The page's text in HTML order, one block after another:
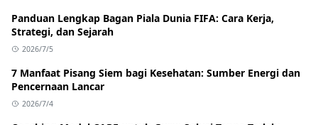
Panduan Lengkap Bagan Piala Dunia FIFA: Cara Kerja,
Strategi, dan Sejarah
2026/7/5
7 Manfaat Pisang Siem bagi Kesehatan: Sumber Energi dan
Pencernaan Lancar
2026/7/4